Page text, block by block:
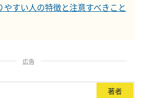
やすい人の特徴と注意すべきこと
広告
著者